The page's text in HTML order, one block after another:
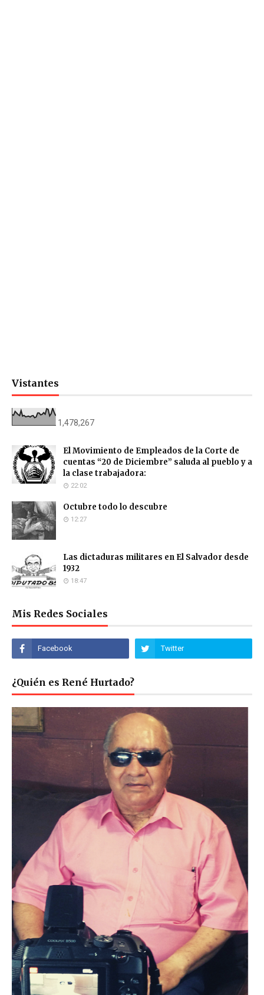
Vistantes
1,478,267
El Movimiento de Empleados de la Corte de
cuentas “20 de Diciembre” saluda al pueblo y a
la clase trabajadora:
22:02
Octubre todo lo descubre
12:27
Las dictaduras militares en El Salvador desde
1932
18:47
Mis Redes Sociales
¿Quién es René Hurtado?